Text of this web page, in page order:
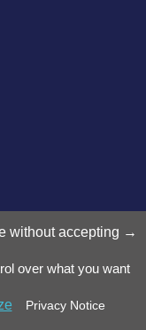
without accepting
over what you want
Privacy Notice